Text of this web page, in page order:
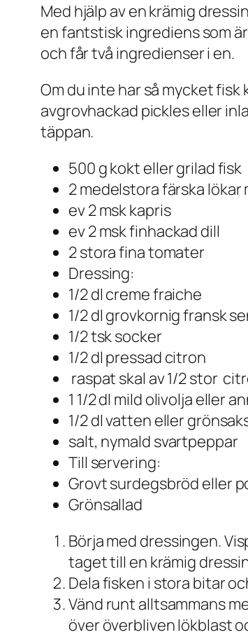
Med hjälp av en krämig
en fantstisk ingrediens som
och får två ingredienser i en.
Om du inte har så mycket
avgrovhackad pickles eller
täppan.
500 g kokt eller grilad fisk
2 medelstora färska lökar
ev 2 msk kapris
ev 2 msk finhackad dill
2 stora fina tomater
Dressing:
1/2 dl creme fraiche
1/2 dl grovkornig fransk
1/2 tsk socker
1/2 dl pressad citron
raspat skal av 1/2 stor
1 1/2 dl mild olivolja eller
1/2 dl vatten eller
salt, nymald svartpeppar
Till servering:
Grovt surdegsbröd eller
Grönsallad
Börja med dressingen.
taget till en krämig
Dela fisken i stora bitar
Vänd runt alltsammans
över överbliven lökblast